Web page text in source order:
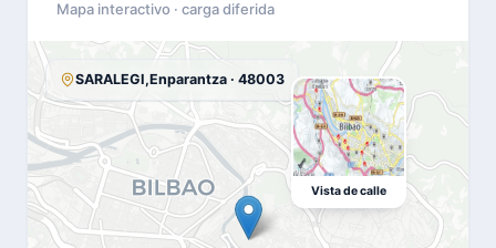
Mapa interactivo · carga diferida
SARALEGI,Enparantza · 48003
Vista de calle